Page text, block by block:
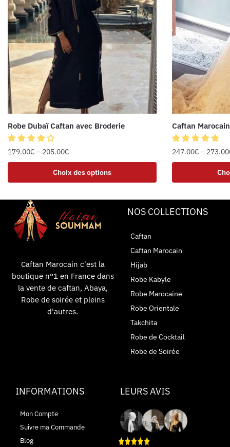
Robe Dubaï Caftan avec Broderie
179.00€ – 205.00€
Choix des options
Caftan
247.00€ – 273.00
Caftan Marocain c'est la
boutique n°1 en France dans
la vente de caftan, Abaya,
Robe de soirée et pleins
d'autres.
NOS COLLECTIONS
Caftan
Caftan Marocain
Hijab
Robe Kabyle
Robe Marocaine
Robe Orientale
Takchita
Robe de Cocktail
Robe de Soirée
INFORMATIONS
Mon Compte
Suivre ma Commande
Blog
LEURS AVIS